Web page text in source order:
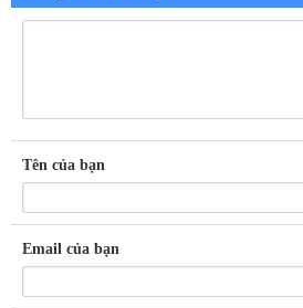
Tên của bạn
Email của bạn